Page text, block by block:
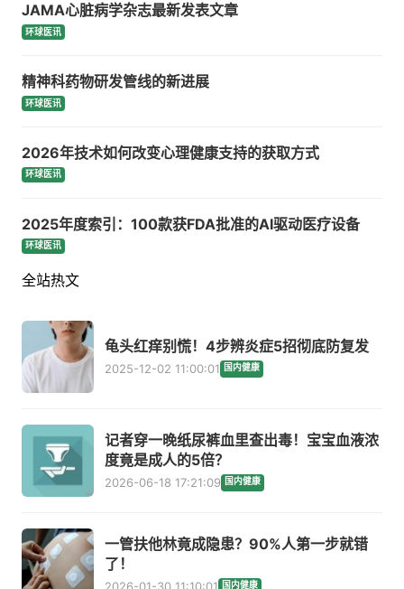
JAMA心脏病学杂志最新发表文章
环球医讯
精神科药物研发管线的新进展
环球医讯
2026年技术如何改变心理健康支持的获取方式
环球医讯
2025年度索引：100款获FDA批准的AI驱动医疗设备
环球医讯
全站热文
龟头红痒别慌！4步辨炎症5招彻底防复发
2025-12-02 11:00:01 国内健康
记者穿一晚纸尿裤血里查出毒！宝宝血液浓
度竟是成人的5倍？
2026-06-18 17:21:09 国内健康
一管扶他林竟成隐患？90%人第一步就错
了！
2026-01-30 11:10:01 国内健康